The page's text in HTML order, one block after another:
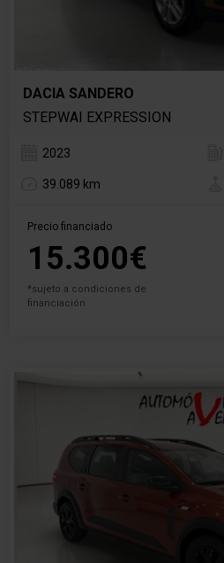
DACIA SANDERO
STEPWAI EXPRESSION
2023
39.089 km
Precio financiado
15.300€
*sujeto a condiciones de
financiación